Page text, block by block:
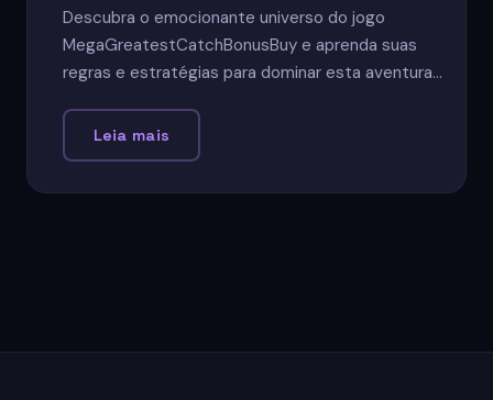
Descubra o emocionante universo do jogo
MegaGreatestCatchBonusBuy e aprenda suas
regras e estratégias para dominar esta aventura
Leia mais